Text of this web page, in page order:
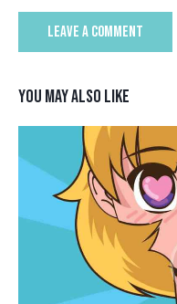
YOU MAY ALSO LIKE